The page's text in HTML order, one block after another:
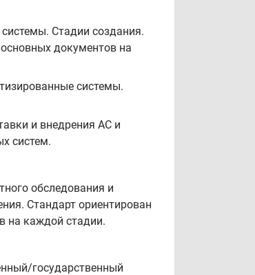
Стадии создания.
документов на
системы.
и внедрения АС и
систем.
обследования и
Стандарт ориентирован
на каждой стадии.
государственный